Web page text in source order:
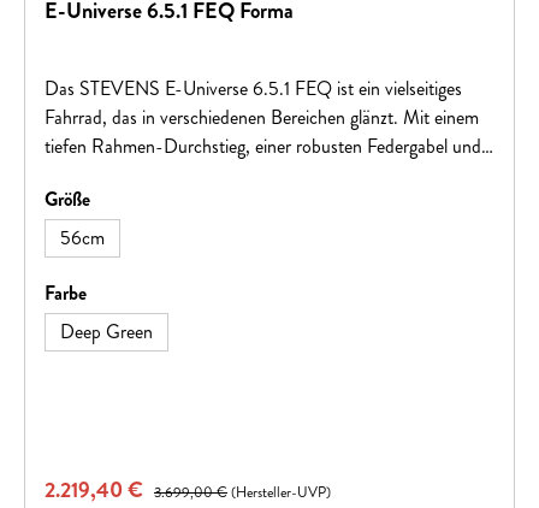
E-Universe 6.5.1 FEQ Forma
Das STEVENS E-Universe 6.5.1 FEQ ist ein vielseitiges
Fahrrad, das in verschiedenen Bereichen glänzt. Mit einem
tiefen Rahmen-Durchstieg, einer robusten Federgabel und
Fahrkomfort. Die breiten Continental eRuban Plus SUV-
Stollenreifen sorgen für guten Grip und erhöhte
Pannensicherheit, während die zuverlässigen Tektro-
Scheibenbremsen für effektive und gut dosierbare
Bremskraft sorgen. Angetrieben wird das Bike von einem
kraftvollen, reibungslosen Bosch Performance Line-Antrieb,
Größeauswählen
56cm
Farbeauswählen
Deep Green
Verkaufspreis:
2.219,40 € Regulärer Preis:
3.699,00 €(Hersteller-UVP)